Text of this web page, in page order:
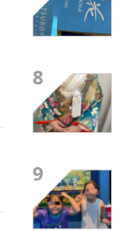
8
9